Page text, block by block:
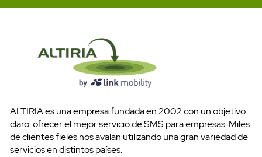
ALTIRIA es una empresa fundada en 2002 con un objetivo
claro: ofrecer el mejor servicio de SMS para empresas. Miles
de clientes fieles nos avalan utilizando una gran variedad de
servicios en distintos países.